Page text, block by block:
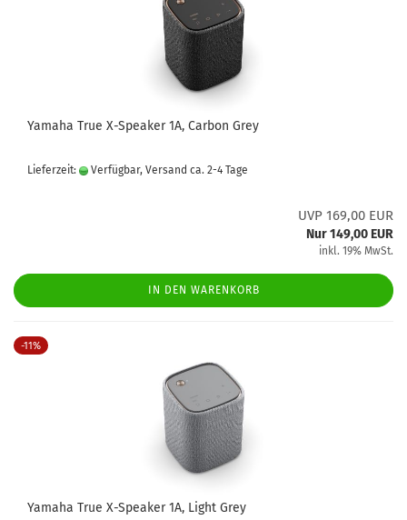
Yamaha True X-Speaker 1A, Carbon Grey
Lieferzeit: Verfügbar, Versand ca. 2-4 Tage
UVP 169,00 EUR
Nur 149,00 EUR
inkl. 19% MwSt.
IN DEN WARENKORB
-11%
Yamaha True X-Speaker 1A, Light Grey